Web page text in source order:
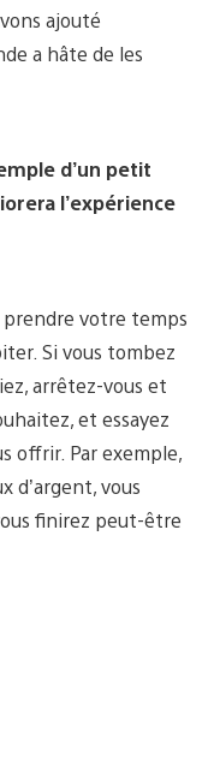
ajouté
a hâte de les
d’un petit
l’expérience
prendre votre temps
Si vous tombez
arrêtez-vous et
et essayez
offrir. Par exemple,
d’argent, vous
finirez peut-être